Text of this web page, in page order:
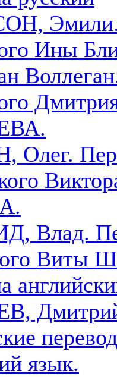
Эмили.
Ины
Влад.
Виты
язык.